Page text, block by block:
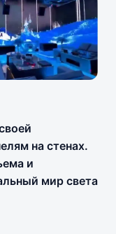
на стенах.
и
мир света